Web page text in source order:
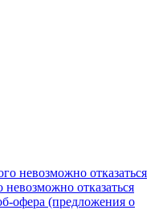
отказаться